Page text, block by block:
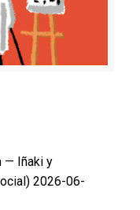
— Iñaki y
2026-06-